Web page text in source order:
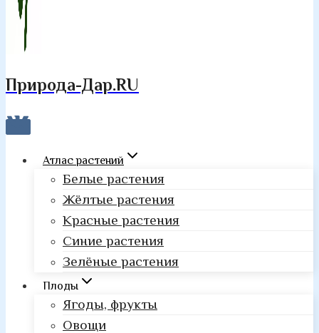
Природа-Дар.RU
Атлас растений
Белые растения
Жёлтые растения
Красные растения
Синие растения
Зелёные растения
Плоды
Ягоды, фрукты
Овощи